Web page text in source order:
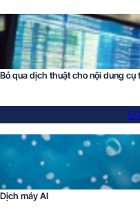
Bỏ qua dịch thuật cho nội dung cụ
Dịch máy AI